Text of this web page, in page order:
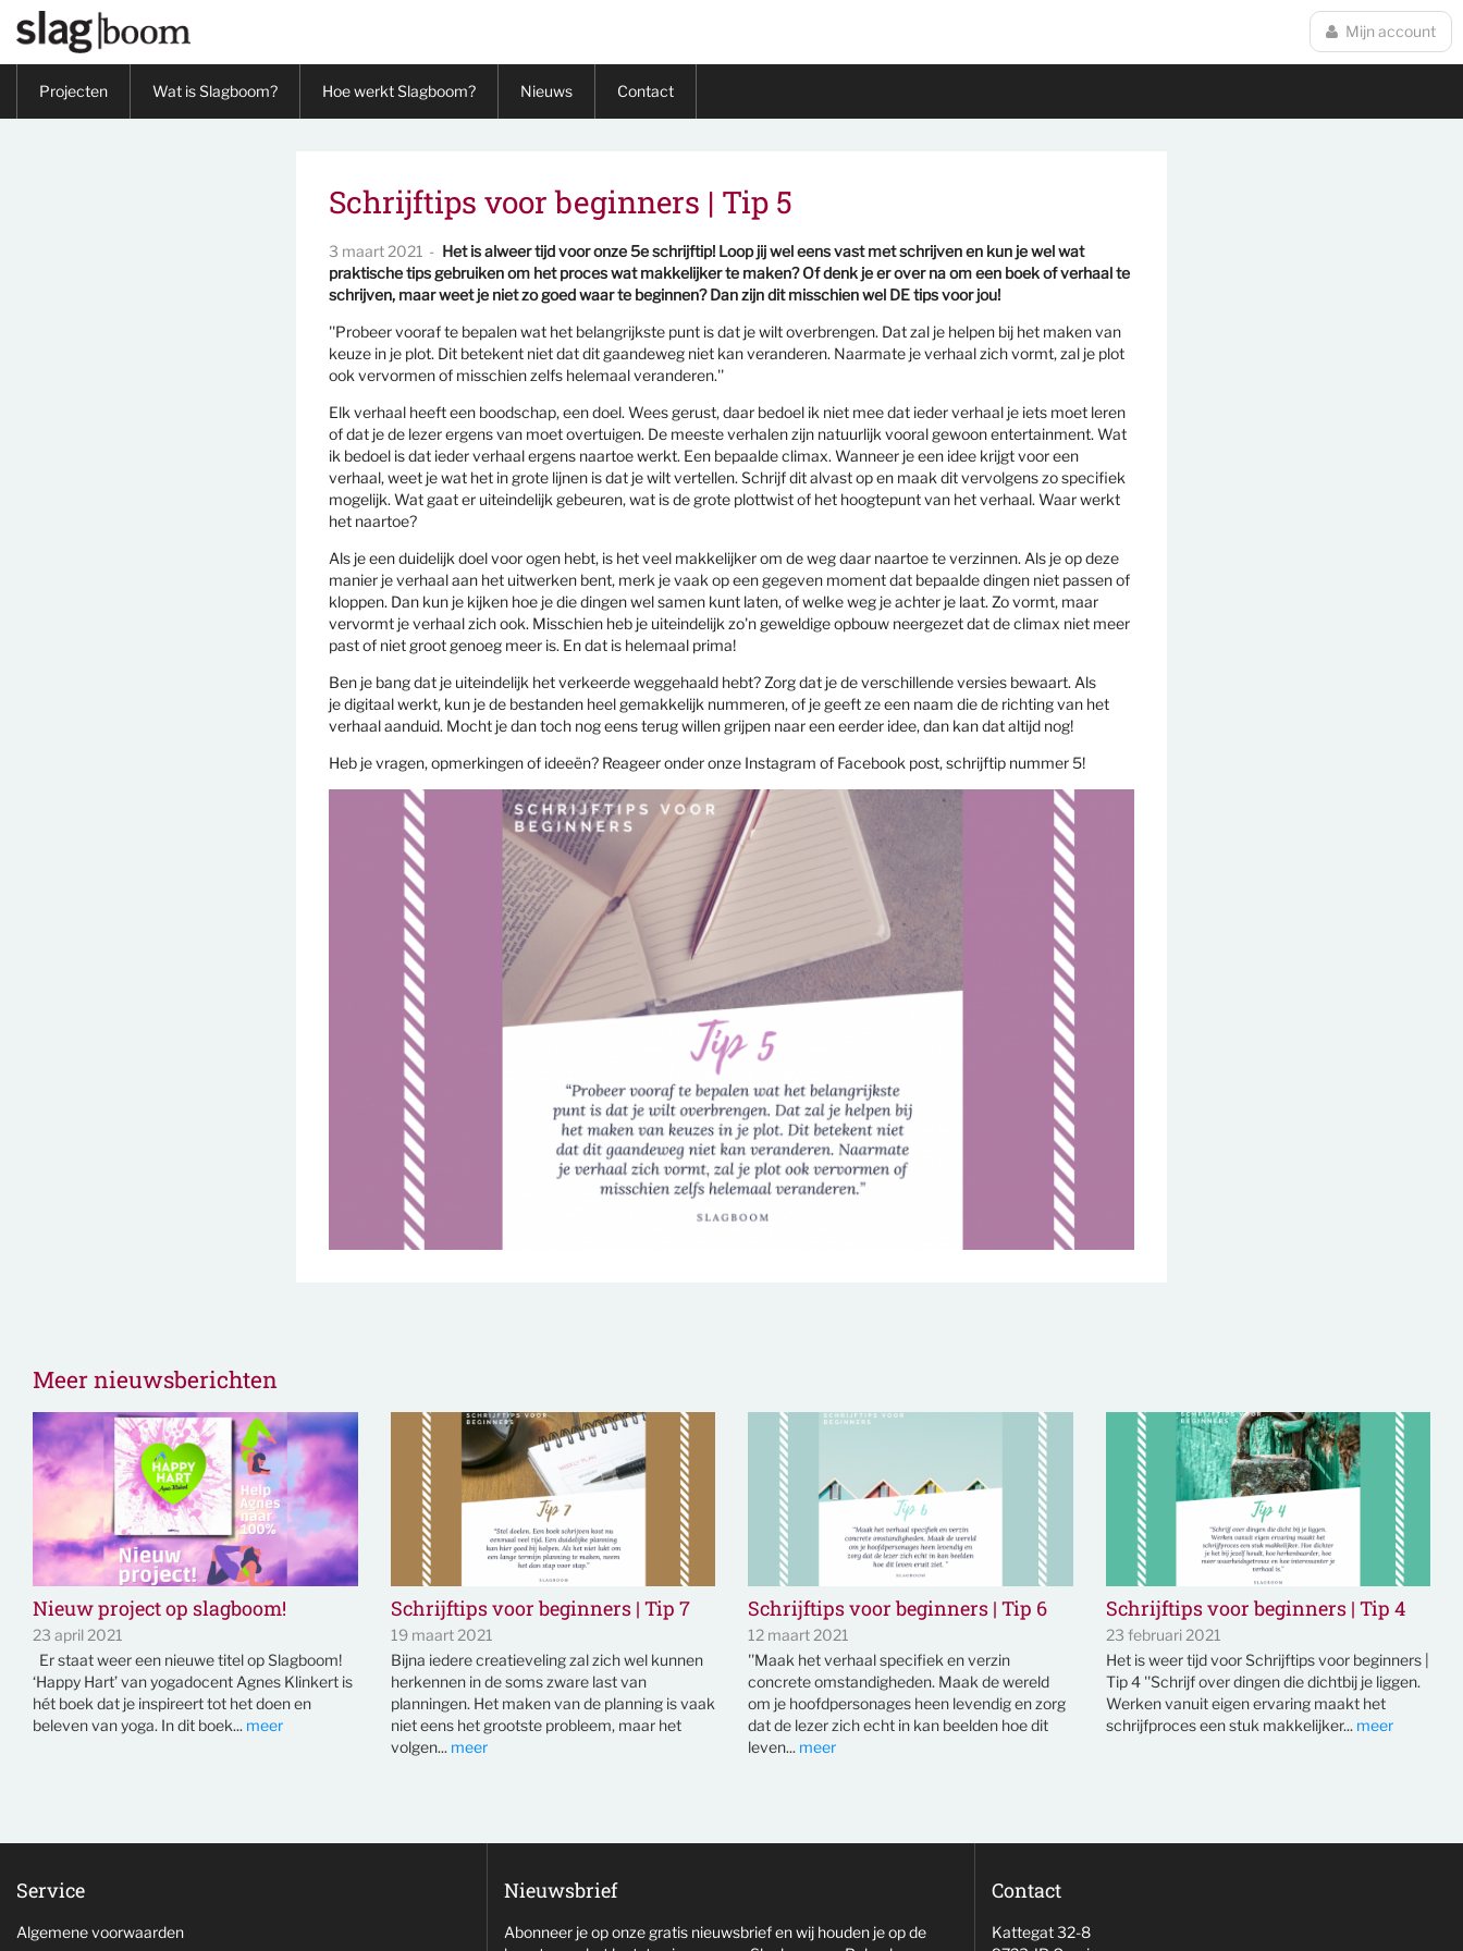
Overslaan en naar de inhoud gaan
Mijn account
Projecten Wat is Slagboom? Hoe werkt Slagboom? Nieuws Contact
Schrijftips voor beginners | Tip 5
3 maart 2021
Het is alweer tijd voor onze 5e schrijftip! Loop jij wel eens vast met schrijven en kun je wel wat
praktische tips gebruiken om het proces wat makkelijker te maken? Of denk je er over na om een boek of verhaal te
schrijven, maar weet je niet zo goed waar te beginnen? Dan zijn dit misschien wel DE tips voor jou!
''Probeer vooraf te bepalen wat het belangrijkste punt is dat je wilt overbrengen. Dat zal je helpen bij het maken van
keuze in je plot. Dit betekent niet dat dit gaandeweg niet kan veranderen. Naarmate je verhaal zich vormt, zal je plot
ook vervormen of misschien zelfs helemaal veranderen.''
Elk verhaal heeft een boodschap, een doel. Wees gerust, daar bedoel ik niet mee dat ieder verhaal je iets moet leren
of dat je de lezer ergens van moet overtuigen. De meeste verhalen zijn natuurlijk vooral gewoon entertainment. Wat
ik bedoel is dat ieder verhaal ergens naartoe werkt. Een bepaalde climax. Wanneer je een idee krijgt voor een
verhaal, weet je wat het in grote lijnen is dat je wilt vertellen. Schrijf dit alvast op en maak dit vervolgens zo specifiek
mogelijk. Wat gaat er uiteindelijk gebeuren, wat is de grote plottwist of het hoogtepunt van het verhaal. Waar werkt
het naartoe?
Als je een duidelijk doel voor ogen hebt, is het veel makkelijker om de weg daar naartoe te verzinnen. Als je op deze
manier je verhaal aan het uitwerken bent, merk je vaak op een gegeven moment dat bepaalde dingen niet passen of
kloppen. Dan kun je kijken hoe je die dingen wel samen kunt laten, of welke weg je achter je laat. Zo vormt, maar
vervormt je verhaal zich ook. Misschien heb je uiteindelijk zo'n geweldige opbouw neergezet dat de climax niet meer
past of niet groot genoeg meer is. En dat is helemaal prima!
Ben je bang dat je uiteindelijk het verkeerde weggehaald hebt? Zorg dat je de verschillende versies bewaart. Als
je digitaal werkt, kun je de bestanden heel gemakkelijk nummeren, of je geeft ze een naam die de richting van het
verhaal aanduid. Mocht je dan toch nog eens terug willen grijpen naar een eerder idee, dan kan dat altijd nog!
Heb je vragen, opmerkingen of ideeën? Reageer onder onze Instagram of Facebook post, schrijftip nummer 5!
Meer nieuwsberichten
Nieuw project op slagboom!
23 april 2021
Er staat weer een nieuwe titel op Slagboom!
‘Happy Hart’ van yogadocent Agnes Klinkert is
hét boek dat je inspireert tot het doen en
beleven van yoga. In dit boek... meer
Schrijftips voor beginners | Tip 7
19 maart 2021
Bijna iedere creatieveling zal zich wel kunnen
herkennen in de soms zware last van
planningen. Het maken van de planning is vaak
niet eens het grootste probleem, maar het
volgen... meer
Schrijftips voor beginners | Tip 6
12 maart 2021
''Maak het verhaal specifiek en verzin
concrete omstandigheden. Maak de wereld
om je hoofdpersonages heen levendig en zorg
dat de lezer zich echt in kan beelden hoe dit
leven... meer
Schrijftips voor beginners | Tip 4
23 februari 2021
Het is weer tijd voor Schrijftips voor beginners |
Tip 4 ''Schrijf over dingen die dichtbij je liggen.
Werken vanuit eigen ervaring maakt het
schrijfproces een stuk makkelijker... meer
Service
Algemene voorwaarden
Nieuwsbrief
Abonneer je op onze gratis nieuwsbrief en wij houden je op de
Contact
Kattegat 32-8